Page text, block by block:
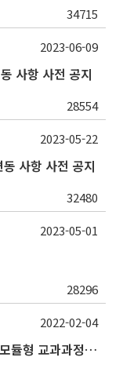
34715
사항 사전 공지
28554
2023-06-09
사항 사전 공지
32480
2023-05-22
28296
2023-05-01
SNU Inno-Edu 프로젝트 보건대학원 '모듈형 교과과정' 안내(revised 2022/2/28)
2022-02-04